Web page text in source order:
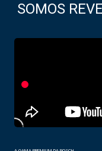
SOMOS